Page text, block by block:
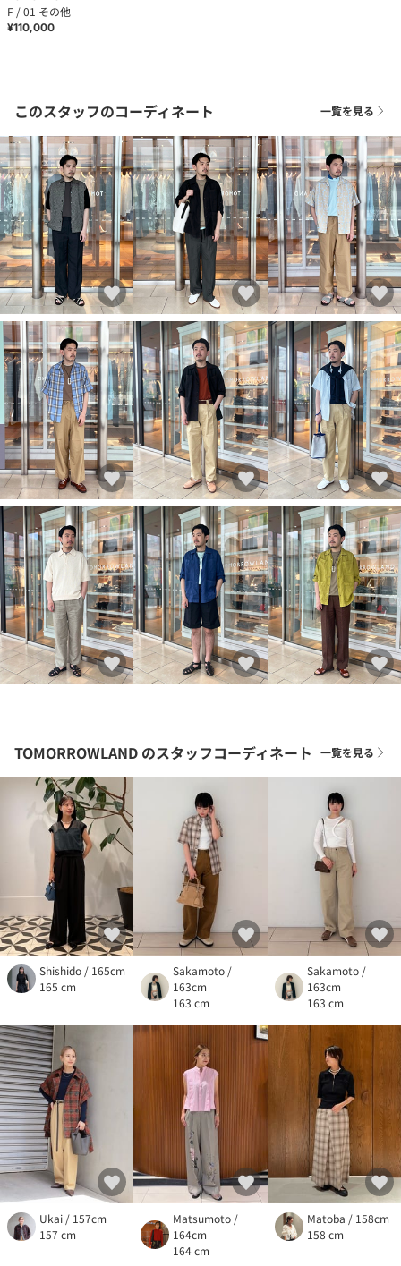
F / 01 その他
¥110,000
このスタッフのコーディネート 一覧を見る
TOMORROWLAND のスタッフコーディネート 一覧を見る
Shishido / 165cm
165 cm
Sakamoto /
163cm
163 cm
Sakamoto /
163cm
163 cm
Ukai / 157cm
157 cm
Matsumoto /
164cm
164 cm
Matoba / 158cm
158 cm